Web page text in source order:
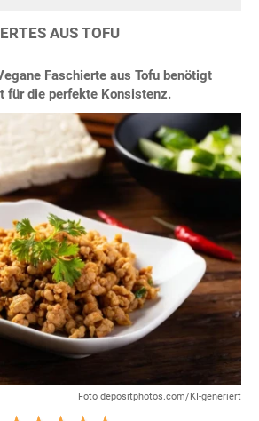
AUS TOFU
Faschierte aus Tofu benötigt
für die perfekte Konsistenz.
Foto depositphotos.com/KI-generiert